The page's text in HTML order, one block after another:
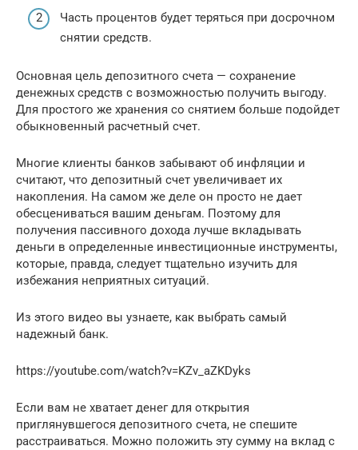
Часть процентов будет теряться при досрочном
снятии средств.
Основная цель депозитного счета — сохранение
денежных средств с возможностью получить выгоду.
Для простого же хранения со снятием больше подойдет
обыкновенный расчетный счет.
Многие клиенты банков забывают об инфляции и
считают, что депозитный счет увеличивает их
накопления. На самом же деле он просто не дает
обесцениваться вашим деньгам. Поэтому для
получения пассивного дохода лучше вкладывать
деньги в определенные инвестиционные инструменты,
которые, правда, следует тщательно изучить для
избежания неприятных ситуаций.
Из этого видео вы узнаете, как выбрать самый
надежный банк.
https://youtube.com/watch?v=KZv_aZKDyks
Если вам не хватает денег для открытия
приглянувшегося депозитного счета, не спешите
расстраиваться. Можно положить эту сумму на вклад с